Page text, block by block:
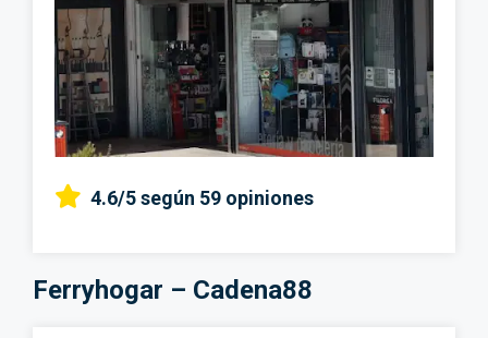
4.6/5según 59 opiniones
Ferryhogar – Cadena88